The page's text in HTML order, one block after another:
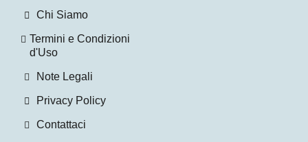
Chi Siamo
Termini e Condizioni
d'Uso
Note Legali
Privacy Policy
Contattaci